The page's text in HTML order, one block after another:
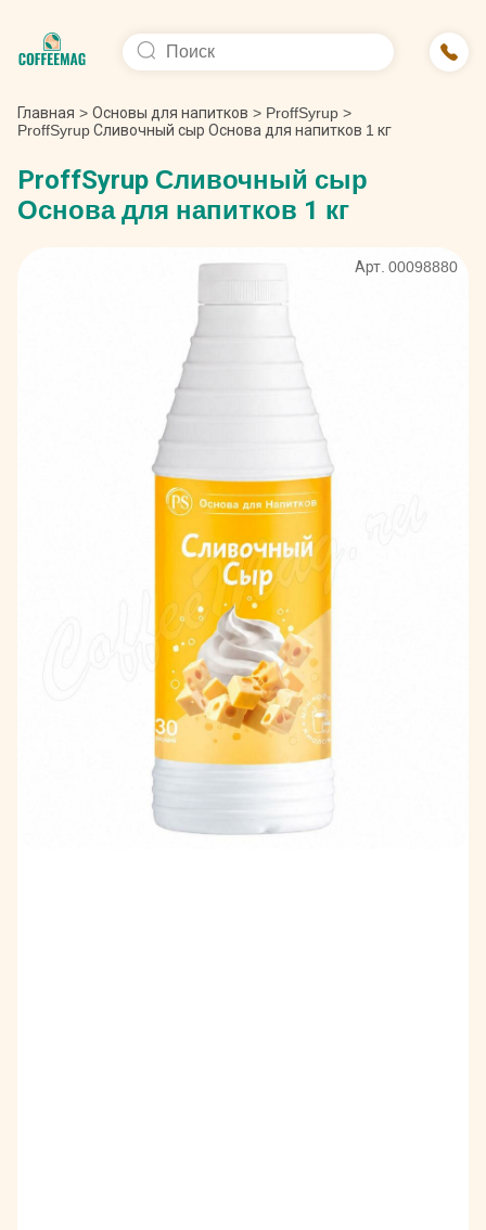
Главная > Основы для напитков > ProffSyrup >
ProffSyrup Сливочный сыр Основа для напитков 1 кг
ProffSyrup Сливочный сыр
Основа для напитков 1 кг
Арт. 00098880